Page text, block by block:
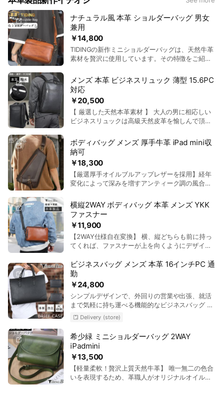
本革製品は安くご購入のチャンス！是非ご覧ください
￥14,800
ナチュラル風 本革 ショルダーバッグ 男女
兼用
TIDINGの新作ミニショルダーバッグは、天然牛革
素材を贅沢に使用しています。その特徴をご紹介
ンニンで鞣された革は、人体や環境に優しい素材
です 【2WAY仕様】 ショルダーバッグとしてもセ
カンドバッグとしても使える便利なアイテム。取
り外し可能なショルダーストラップは、自分の好
みに合わせて調節できます。 【軽量かつ耐久性抜
群】 重さわずか0.55kgで、身軽にお出かけでき
で、外出先でも安心です。 TIDING(タイディング)
日本商標登録 第 5862355号 第18類 鞄、財布
【ブランド】TIDING
【品番】P2727VQ 【素材】天然牛革(ベジタブル
タンニンレザー) 【カラー】キャラメル色
【サイズ】横25cm、縦16cm、マチ8m 【重さ】
122cm〜137cm(幅2.5cm) 【収納サイズ】 イヤホ
ン、鍵、スマホ、財布など収納可能 【仕様】前
ZIPポケット×1、後ろZIPポケット×1（小物入れポ
ケット×1）、メインポケット(内部：カード入れ
×3、ZIPポケット×1)
￥20,500
メンズ 本革 ビジネスリュック 薄型 15.6PC
対応
【 厳選した天然本革素材 】 大人の男に相応しい
ビジネスリュックは高級天然皮革を愉しんで頂い
てこだわっています。 【 軽量で大容量 】薄型デ
ザインが採用されている。重さも気にならなく
て、長距離移動でも気にならないです。PC専用ポ
ケットあり、15.6インチPCまで収納できます。お
出かけの必需品やビジネスアイテムなど、ちょっ
とした荷物を入れておくのに便利な革リュックサ
5862355号 第18類 鞄、財布 【素材】仔牛革(カ
ーフレザー)【カラー】ブラック 【サイズ】縦
42cm、横30cm、マチ9cm【重さ】約1.15kg 【リ
ュックベルト調節可能長さ】：50〜98cm（幅
7cm) 【収納サイズ】15.6インチPC、iPad、折り
たたみ傘、500mlペットボトル、スマホ、モバイ
小物入れポケット×１、キーホルダー×1)、後ろ
ZIPポケット×1、前ZIPポケット×1(内部:小物入れ
ポケット×3、カード入れポケット×4、ペン挿し
×3)、メインポケット×1(内部:15.6インチPC収納
ポケット×1、ZIPポケット×1、メッシュポケット
×1)
￥18,300
ボディバッグ メンズ 厚手牛革 iPad mini収
納可
【厳選厚手オイルブルアップレザーを採用】経年
変化によって深みを増すアンティーク調の風合
にも優れています。 【厳選上質のYKKジッパー】
全てのポケットにYKK製ジッパーを採用。スムー
ズな開閉と高い耐久性を実現しました。 引き手も
本革素材、高級感と操作性を両立しています。
【バイク・自転車ユーザーに相応しい機能性】ス
トラップを長めに調整すれば、肩掛けや斜め掛け
ット付きで、ICカードや鍵の収納に便利。 【見た
目以上の収納力】iPad mini、スマホ、折りたたみ
傘、500mlペットボトルなど、必要なものをスマ
ートに収納可能。 コンパクトながら、頼れる収納
力です。
￥11,900
横縦2WAY ボディバッグ 本革 メンズ YKK
ファスナー
【2WAY仕様自在変換】 横、縦どちらも前に持っ
てくれば、ファスナーが上を向くようにデザイ
した。 【上質シュリンクレザー】 全身柔らかい
牛革素材使用、表面皮膚のような革シボ風合いに
味わうと感じます。革表面に撥水性ある水にも強
くなり、やや軽量で柔らかい手触り感にたまらな
い。 【上質YKKジッパー】 厳選上質なYKKファス
ナーを採用され、スムーズに開閉できる。長時間
で使用しても壊れるなどご心配をいりません。
ホ、長財布、モバイルバッテリーなど日常物が一
杯収納！通勤や普段のお出掛けなど
￥24,800
ビジネスバッグ メンズ 本革 16インチPC 通
勤
シンプルデザインで、外回りの営業や出張、就活
まで気軽に持ち運べる機能的なビジネスバッグ 上
質な天然牛革を採用しており、耐久性と美しさを
兼ね備えた最高級の一枚革仕様。 A4サイズ対応
の大容量の収納力 16インチPCやA4ファイル、折
畳み傘、ペットボトルなど出張や外回り、資料の
持ち運びにも最適な大容量設計。 TIDING(タイデ
ィング) 日本商標 第 5862355号 第18類 鞄、財
布 【ブランド】TIDING【品番】P1605THZ 【素
材】天然牛革【カラー】ブラック 【サイズ】横
Delivery (store)
￥13,500
希少緑 ミニショルダーバッグ 2WAY
iPadmini
【軽量柔軟！贅沢上質天然牛革】 唯一無二の色合
いを表現するため、革職人がオリジナルオイルを